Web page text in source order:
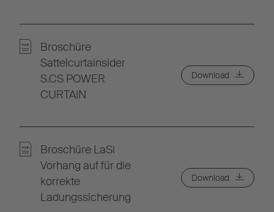
Broschüre
Sattelcurtainsider
S.CS POWER
CURTAIN
Download
Broschüre LaSi
Vorhang auf für die
korrekte
Ladungssicherung
Download